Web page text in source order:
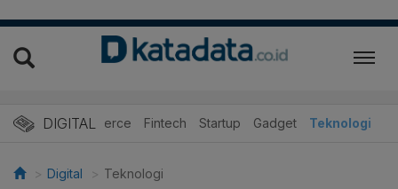
DIGITAL
E-Commerce Fintech Startup Gadget Teknologi
Digital Teknologi